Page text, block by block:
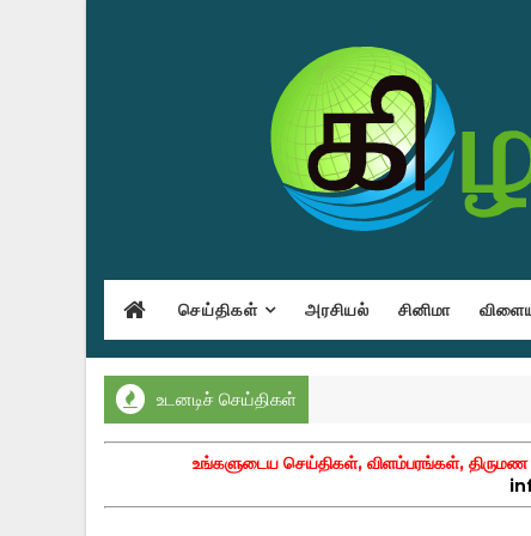
செய்திகள் அரசியல் சினிமா
உடனடிச் செய்திகள்
உங்களுடைய செய்திகள், விளம்பரங்கள், திருமண